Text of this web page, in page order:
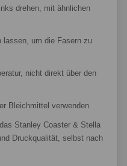
drehen, mit ähnlichen
lassen, um die Fasern zu
nicht direkt über den
Bleichmittel verwenden
Stanley Coaster & Stella
Druckqualität, selbst nach